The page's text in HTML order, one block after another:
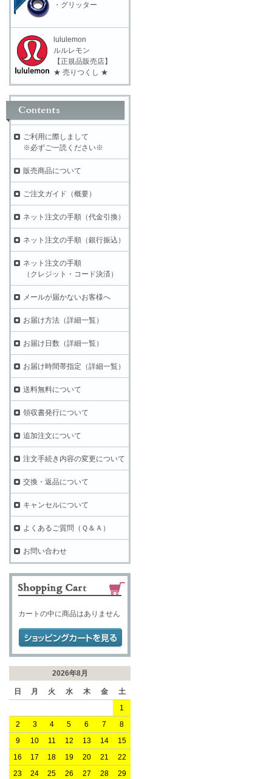
・グリッター
lululemon
ルルレモン
【正規品販売店】
★ 売りつくし ★
ご利用に際しまして
※必ずご一読ください※
販売商品について
ご注文ガイド（概要）
ネット注文の手順（代金引換）
ネット注文の手順（銀行振込）
ネット注文の手順
（クレジット・コード決済）
メールが届かないお客様へ
お届け方法（詳細一覧）
お届け日数（詳細一覧）
お届け時間帯指定（詳細一覧）
送料無料について
領収書発行について
追加注文について
注文手続き内容の変更について
交換・返品について
キャンセルについて
よくあるご質問（Ｑ＆Ａ）
お問い合わせ
カートの中に商品はありません
2026年8月
日 月 火 水 木 金
土
1
2
3 4 5 6 7
8
9
10 11 12 13 14
15
16
17 18 19 20 21
22
23
24 25 26 27 28
29